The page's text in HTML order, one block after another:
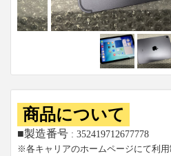
商品について
■製造番号 : 352419712677778
※各キャリアのホームページにて利用